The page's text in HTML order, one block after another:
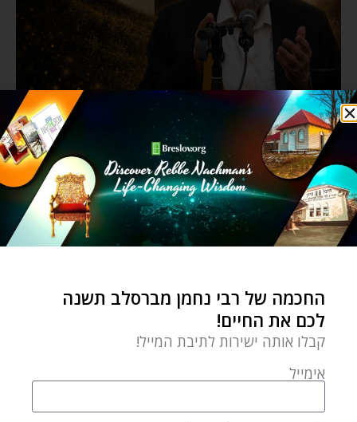
החכמה של רבי נחמן מברסלב תשנה
לכם את החיים!
קבלו אותה ישירות לתיבת המייל!
אימייל